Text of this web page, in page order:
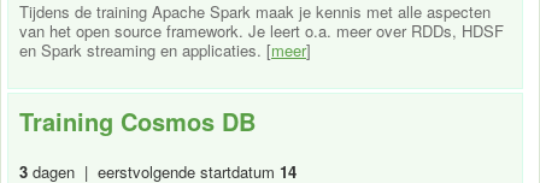
Tijdens de training Apache Spark maak je kennis met alle aspecten
van het open source framework. Je leert o.a. meer over RDDs, HDSF
en Spark streaming en applicaties. [meer]
Training Cosmos DB
3 dagen | eerstvolgende startdatum 14